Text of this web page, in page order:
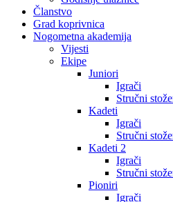
Članstvo
Grad koprivnica
Nogometna akademija
Vijesti
Ekipe
Juniori
Igrači
Stručni
Kadeti
Igrači
Stručni
Kadeti 2
Igrači
Stručni
Pioniri
Igrači